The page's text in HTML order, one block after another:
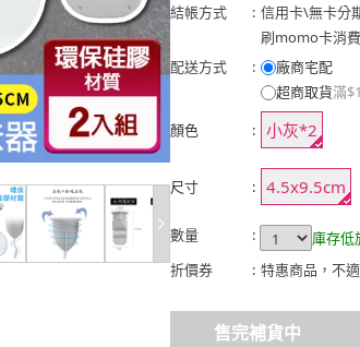
結帳方式
: 信用卡\無卡分
刷momo卡消
配送方式
:
廠商宅配
超商取貨滿
顏色
: 小灰*2
尺寸 : 4.5x9.5cm
數量 :
庫存低
折價券
: 特惠商品，不
售完補貨中